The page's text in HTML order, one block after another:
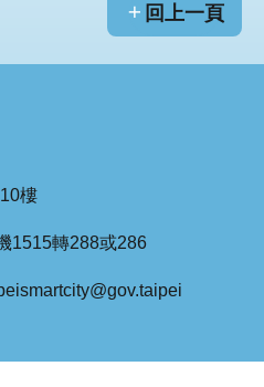
回上一頁
樓
1515轉288或286